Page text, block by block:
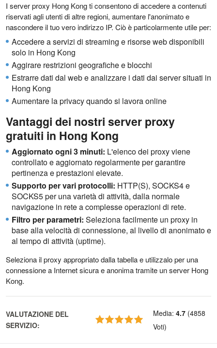
I server proxy Hong Kong ti consentono di accedere a contenuti
riservati agli utenti di altre regioni, aumentare l'anonimato e
nascondere il tuo vero indirizzo IP. Ciò è particolarmente utile per:
Accedere a servizi di streaming e risorse web disponibili
solo in Hong Kong
Aggirare restrizioni geografiche e blocchi
Estrarre dati dal web e analizzare i dati dai server situati in
Hong Kong
Aumentare la privacy quando si lavora online
Vantaggi dei nostri server proxy
gratuiti in Hong Kong
Aggiornato ogni 3 minuti: L'elenco dei proxy viene
controllato e aggiornato regolarmente per garantire
pertinenza e prestazioni elevate.
Supporto per vari protocolli: HTTP(S), SOCKS4 e
SOCKS5 per una varietà di attività, dalla normale
navigazione in rete a complesse operazioni di rete.
Filtro per parametri: Seleziona facilmente un proxy in
base alla velocità di connessione, al livello di anonimato e
al tempo di attività (uptime).
Seleziona il proxy appropriato dalla tabella e utilizzalo per una
connessione a Internet sicura e anonima tramite un server Hong
Kong.
VALUTAZIONE DEL
SERVIZIO:
Media: 4.7 (4858
Voti)